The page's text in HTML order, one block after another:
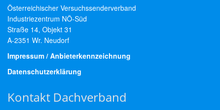
Österreichischer Versuchssenderverband
Industriezentrum NÖ-Süd
Straße 14, Objekt 31
A-2351 Wr. Neudorf
Impressum / Anbieterkennzeichnung
Datenschutzerklärung
Kontakt Dachverband